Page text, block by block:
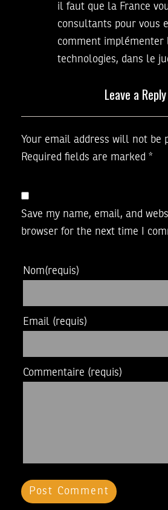
il faut que la France
consultants pour vous
comment implémenter
technologies, dans le
Leave a Reply
Your email address will not be
Required fields are marked *
Save my name, email, and
browser for the next time I
Nom(requis)
Email (requis)
Commentaire (requis)